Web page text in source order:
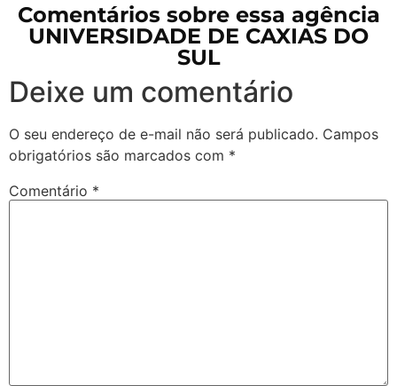
Comentários sobre essa agência
UNIVERSIDADE DE CAXIAS DO
SUL
Deixe um comentário
O seu endereço de e-mail não será publicado. Campos
obrigatórios são marcados com *
Comentário *